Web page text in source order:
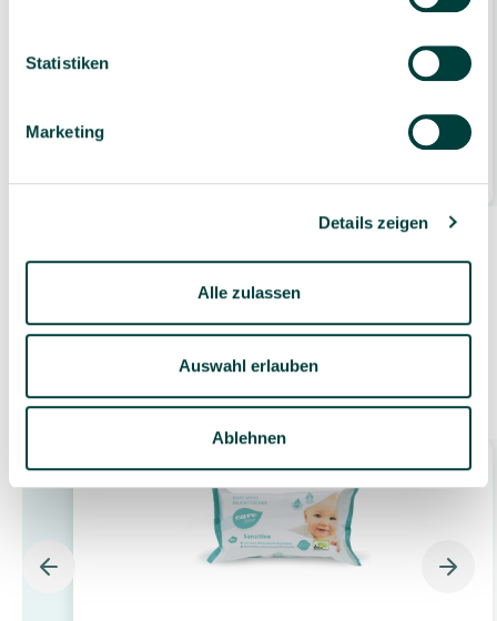
Statistiken
Marketing
Details zeigen
Alle zulassen
Auswahl erlauben
Ablehnen
ecogreen Ärzterolle Wickelunterlage (Reycling-
6 Rolle(7,17 €* / 1 Rolle)
Zubehör
Bestseller